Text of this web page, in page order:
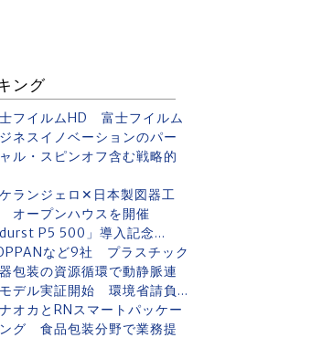
ング
フイルムHD 富士フイルム
ネスイノベーションのパー
ル・スピンオフ含む戦略的
ランジェロ✕日本製図器工
オープンハウスを開催
durst P5 500」導入記念...
など9社 プラスチック
包装の資源循環で動静脈連
デル実証開始 環境省請負...
オカとRNスマートパッケー
グ 食品包装分野で業務提